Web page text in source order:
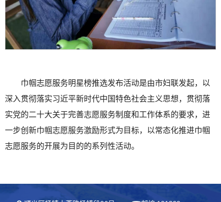
巾帼志愿服务明星榜推选发布活动是由市妇联发起，以
深入贯彻落实习近平新时代中国特色社会主义思想，贯彻落
实党的二十大关于完善志愿服务制度和工作体系的要求，进
一步创新巾帼志愿服务激励形式为目标，以常态化推进巾帼
志愿服务的开展为目的的系列性活动。